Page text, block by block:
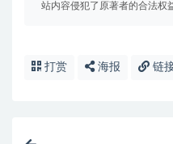
站内容侵犯了原著者的合法权
打赏 海报 链